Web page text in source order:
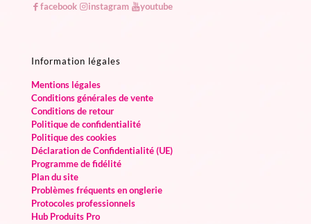
facebook instagram youtube
Information légales
Mentions légales
Conditions générales de vente
Conditions de retour
Politique de confidentialité
Politique des cookies
Déclaration de Confidentialité (UE)
Programme de fidélité
Plan du site
Problèmes fréquents en onglerie
Protocoles professionnels
Hub Produits Pro